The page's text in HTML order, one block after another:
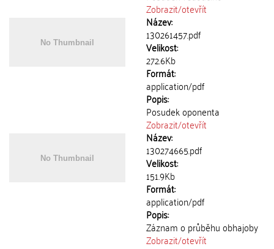
Zobrazit/otevřít
Název:
130261457.pdf
Velikost:
272.6Kb
Formát:
application/pdf
Popis:
Posudek oponenta
Zobrazit/otevřít
Název:
130274665.pdf
Velikost:
151.9Kb
Formát:
application/pdf
Popis:
Záznam o průběhu obhajoby
Zobrazit/otevřít